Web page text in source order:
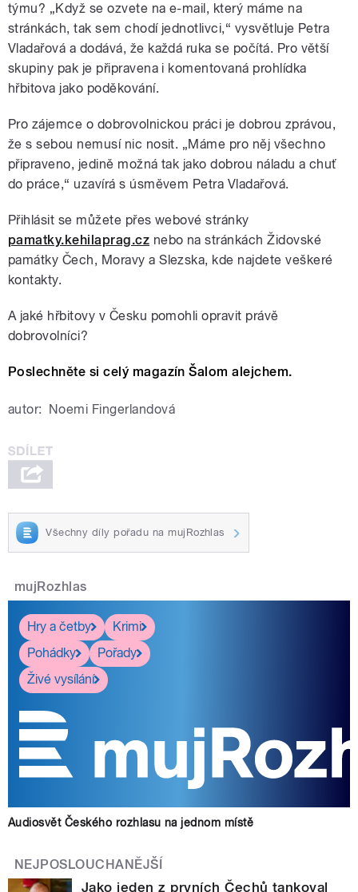
týmu? „Když se ozvete na e-mail, který máme na
stránkách, tak sem chodí jednotlivci,“ vysvětluje Petra
Vladařová a dodává, že každá ruka se počítá. Pro větší
skupiny pak je připravena i komentovaná prohlídka
hřbitova jako poděkování.
Pro zájemce o dobrovolnickou práci je dobrou zprávou,
že s sebou nemusí nic nosit. „Máme pro něj všechno
připraveno, jedině možná tak jako dobrou náladu a chuť
do práce,“ uzavírá s úsměvem Petra Vladařová.
Přihlásit se můžete přes webové stránky
pamatky.kehilaprag.cz nebo na stránkách Židovské
památky Čech, Moravy a Slezska, kde najdete veškeré
kontakty.
A jaké hřbitovy v Česku pomohli opravit právě
dobrovolníci?
Poslechněte si celý magazín Šalom alejchem.
autor: Noemi Fingerlandová
Všechny díly pořadu na mujRozhlas
mujRozhlas
Hry a četby
Krimi
Pohádky
Pořady
Živé vysílání
Audiosvět Českého rozhlasu na jednom místě
NEJPOSLOUCHANĚJŠÍ
Jako jeden z prvních Čechů tankoval